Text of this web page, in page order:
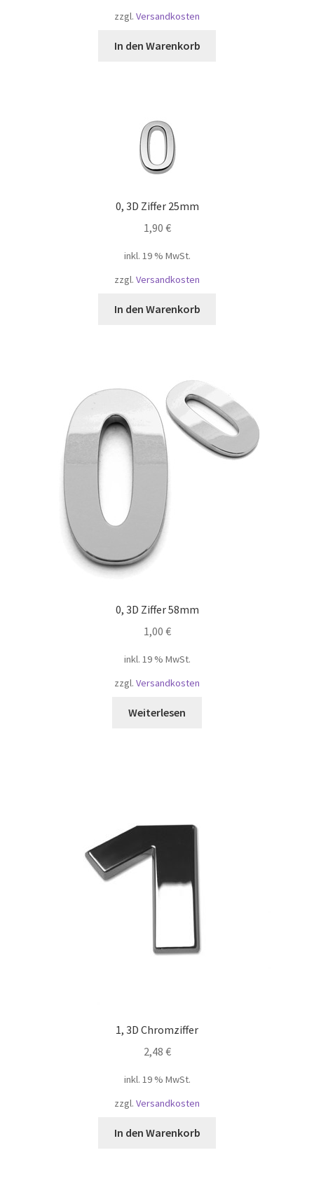
zzgl. Versandkosten
In den Warenkorb
0, 3D Ziffer 25mm
1,90 €
inkl. 19 % MwSt.
zzgl. Versandkosten
In den Warenkorb
0, 3D Ziffer 58mm
1,00 €
inkl. 19 % MwSt.
zzgl. Versandkosten
Weiterlesen
1, 3D Chromziffer
2,48 €
inkl. 19 % MwSt.
zzgl. Versandkosten
In den Warenkorb